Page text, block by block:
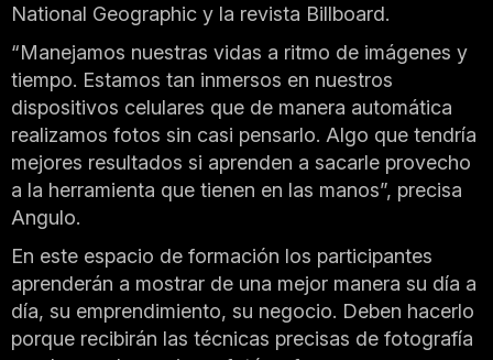
National Geographic y la revista Billboard.
“Manejamos nuestras vidas a ritmo de imágenes y
tiempo. Estamos tan inmersos en nuestros
dispositivos celulares que de manera automática
realizamos fotos sin casi pensarlo. Algo que tendría
mejores resultados si aprenden a sacarle provecho
a la herramienta que tienen en las manos”, precisa
Angulo.
En este espacio de formación los participantes
aprenderán a mostrar de una mejor manera su día a
día, su emprendimiento, su negocio. Deben hacerlo
porque recibirán las técnicas precisas de fotografía